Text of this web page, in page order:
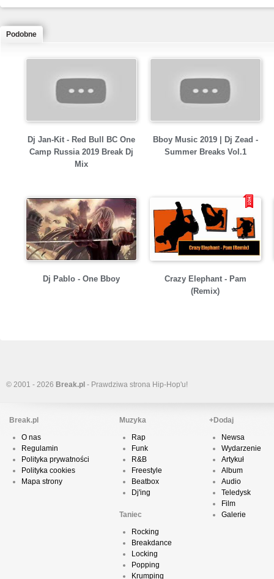
Podobne
Dj Jan-Kit - Red Bull BC One
Camp Russia 2019 Break Dj
Mix
Bboy Music 2019 | Dj Zead -
Summer Breaks Vol.1
Dj Pablo - One Bboy
Crazy Elephant - Pam
(Remix)
© 2001 - 2026 Break.pl - Prawdziwa strona Hip-Hop'u!
Break.pl
O nas
Regulamin
Polityka prywatności
Polityka cookies
Mapa strony
Muzyka
Rap
Funk
R&B
Freestyle
Beatbox
Dj'ing
Taniec
Rocking
Breakdance
Locking
Popping
Krumping
+Dodaj
Newsa
Wydarzenie
Artykuł
Album
Audio
Teledysk
Film
Galerie